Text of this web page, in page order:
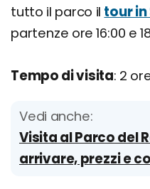
tutto il parco il tour in
partenze ore 16:00 e
Tempo di visita: 2
Vedi anche:
Visita al Parco del
arrivare, prezzi e